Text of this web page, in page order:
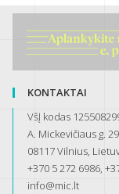
KONTAKTAI
VšĮ kodas
A. Mickevičiaus g. 29
08117 Vilnius,
+370 5 272 6986,
info@mic.lt